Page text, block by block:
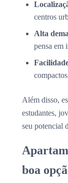
centros
Alta
pensa em
Além disso,
estudantes,
seu potencial
boa